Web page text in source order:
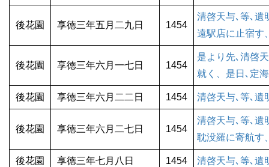
後花園 享徳三年五月二九日 1454
清啓天与､等､遺
遠駅店に止宿
後花園 享徳三年六月一七日 1454
是より先､清啓
就く、是日､定
後花園 享徳三年六月二二日 1454 清啓天与､等､遺
後花園 享徳三年六月二七日 1454
清啓天与､等､遺
耽没羅に寄航す
後花園 享徳三年七月八日 1454 清啓天与､等､遺